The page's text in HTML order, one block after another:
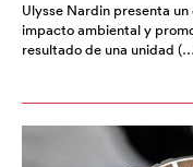
Ulysse Nardin presenta
impacto ambiental y
resultado de una unidad